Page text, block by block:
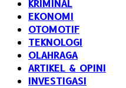
KRIMINAL
EKONOMI
OTOMOTIF
TEKNOLOGI
OLAHRAGA
ARTIKEL & OPINI
INVESTIGASI